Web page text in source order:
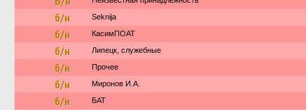
б/н Seknija
б/н КасимПОАТ
б/н Липецк, служебные
б/н Прочее
б/н Миронов И.А.
б/н БАТ